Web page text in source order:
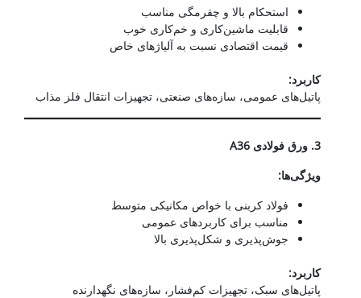
استحکام بالا و چقرمگی مناسب
قابلیت ماشین‌کاری و خم‌کاری خوب
قیمت اقتصادی نسبت به آلیاژهای خاص
کاربرد:
پاتیل‌های عمومی، سازه‌های صنعتی، تجهیزات انتقال فلز مذاب
3. ورق فولادی
ویژگی‌ها:
فولاد کربنی با خواص مکانیکی متوسط
مناسب برای کاربردهای عمومی
جوش‌پذیری و شکل‌پذیری بالا
کاربرد:
پاتیل‌های سبک، تجهیزات کم‌فشار، سازه‌های نگهدارنده